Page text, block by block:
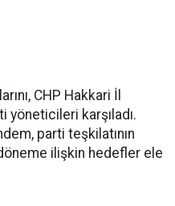
CHP Hakkari İl
yöneticileri karşıladı.
parti teşkilatının
ilişkin hedefler ele